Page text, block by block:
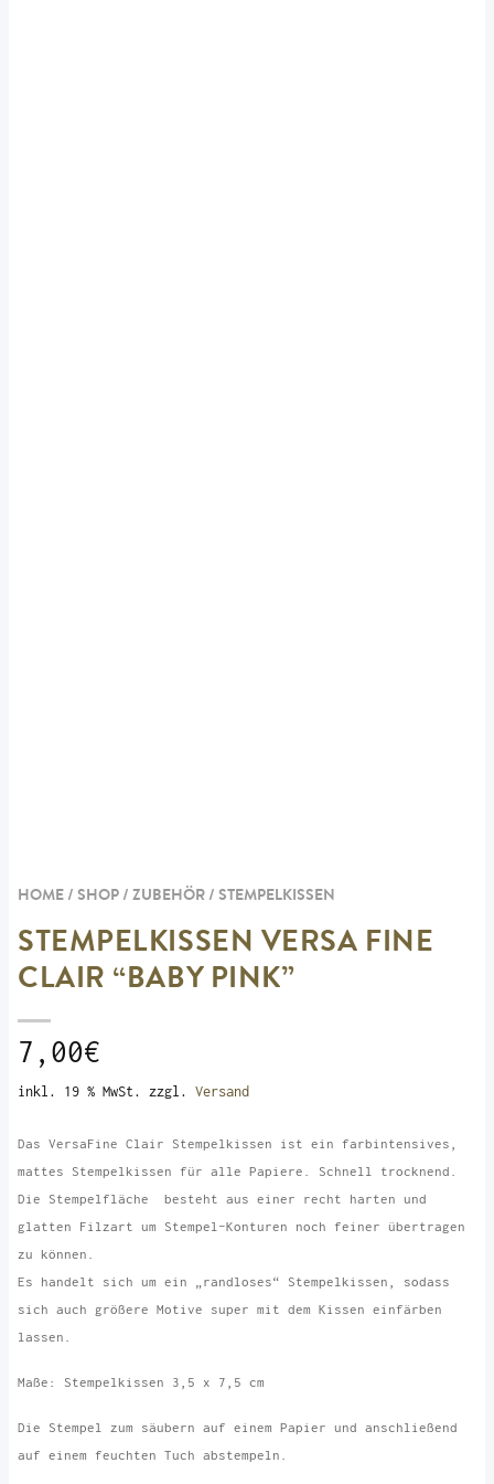
HOME / SHOP /ZUBEHÖR /STEMPELKISSEN
STEMPELKISSEN VERSA FINE
CLAIR “BABY PINK”
7,00€
inkl. 19 % MwSt. zzgl.Versand
Das VersaFine Clair Stempelkissen ist ein farbintensives,
mattes Stempelkissen für alle Papiere. Schnell trocknend.
Die Stempelfläche besteht aus einer recht harten und
glatten Filzart um Stempel-Konturen noch feiner übertragen
zu können.
Es handelt sich um ein „randloses“ Stempelkissen, sodass
sich auch größere Motive super mit dem Kissen einfärben
lassen.
Maße: Stempelkissen 3,5 x 7,5 cm
Die Stempel zum säubern auf einem Papier und anschließend
auf einem feuchten Tuch abstempeln.